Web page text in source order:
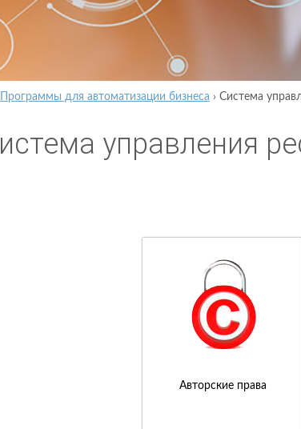
Программы для автоматизации бизнеса › Система
управления
Авторские права